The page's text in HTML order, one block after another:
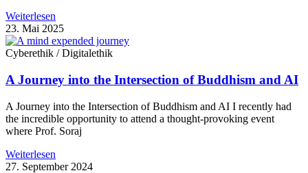
Weiterlesen
23. Mai 2025
Cyberethik / Digitalethik
A Journey into the Intersection of Buddhism and AI
A Journey into the Intersection of Buddhism and AI I recently had
the incredible opportunity to attend a thought-provoking event
where Prof. Soraj
Weiterlesen
27. September 2024